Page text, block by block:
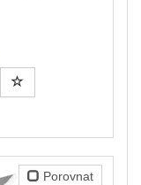
Porovnat